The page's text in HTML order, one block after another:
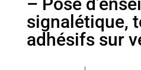
signalétique,
adhésifs sur